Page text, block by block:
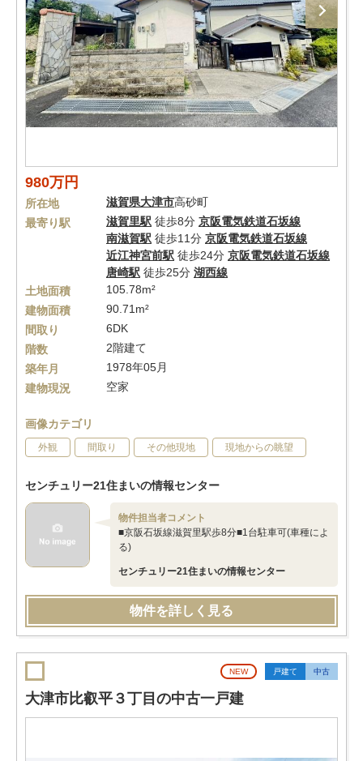
980万円
所在地 滋賀県大津市高砂町
最寄り駅
滋賀里駅 徒歩8分 京阪電気鉄道石坂線
南滋賀駅 徒歩11分 京阪電気鉄道石坂線
近江神宮前駅 徒歩24分 京阪電気鉄道石坂線
唐崎駅 徒歩25分 湖西線
土地面積
105.78m²
建物面積
90.71m²
間取り
6DK
階数
2階建て
築年月
1978年05月
建物現況
空家
画像カテゴリ
外観 間取り その他現地 現地からの眺望
センチュリー21住まいの情報センター
物件担当者コメント
■京阪石坂線滋賀里駅歩8分■1台駐車可(車種によ
る)
センチュリー21住まいの情報センター
物件を詳しく見る
NEW 戸建て 中古
大津市比叡平３丁目の中古一戸建